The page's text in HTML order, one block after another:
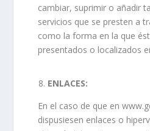
cambiar, suprimir o añadir
servicios que se presten a
como la forma en la que
presentados o localizados
ENLACES:
En el caso de que en
dispusiesen enlaces o